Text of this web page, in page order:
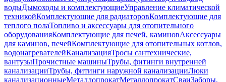
водыДымоходы и комплектующиеУправление климатической
техникойКомплектующие для радиаторовКомплектующие для
теплого полаТопливо и аксессуары для отопительного
оборудованияКомплектующие для печей, каминовАксессуары
для каминов, печейКомплектующие для отопительных котлов,
водонагревателейКанализацияТросы сантехнические,
вантузыПрочистные машиныТрубы, фитинги внутренней
канализацииТрубы, фитинги наружной канализацииЛюки
канализационныеМеталлопрокатМеталлопрокатСваиЗаборы,